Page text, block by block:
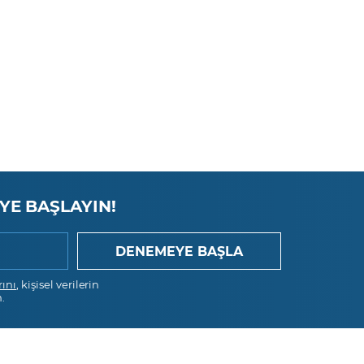
VİOP Kontratı
TAV Havalimanları Holding
VİOP Kontratı
Turkcell İletişim Hizmetleri
Türk Hava Yolları A.O. VİOP
BAŞLAYIN!
, kişisel verilerin